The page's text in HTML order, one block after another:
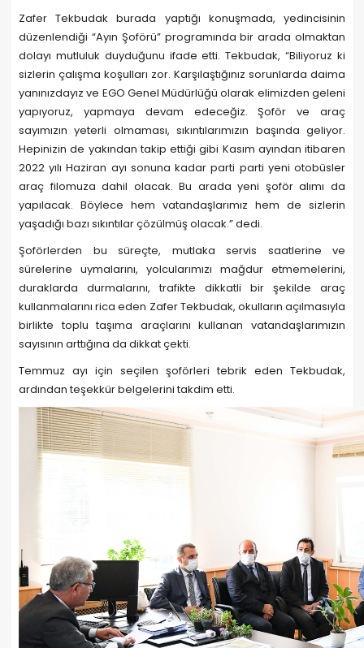
Zafer Tekbudak burada yaptığı konuşmada, yedincisinin
düzenlendiği “Ayın Şoförü” programında bir arada olmaktan
dolayı mutluluk duyduğunu ifade etti. Tekbudak, “Biliyoruz ki
sizlerin çalışma koşulları zor. Karşılaştığınız sorunlarda daima
yanınızdayız ve EGO Genel Müdürlüğü olarak elimizden geleni
yapıyoruz, yapmaya devam edeceğiz. Şoför ve araç
sayımızın yeterli olmaması, sıkıntılarımızın başında geliyor.
Hepinizin de yakından takip ettiği gibi Kasım ayından itibaren
2022 yılı Haziran ayı sonuna kadar parti parti yeni otobüsler
araç filomuza dahil olacak. Bu arada yeni şoför alımı da
yapılacak. Böylece hem vatandaşlarımız hem de sizlerin
yaşadığı bazı sıkıntılar çözülmüş olacak.” dedi.
Şoförlerden bu süreçte, mutlaka servis saatlerine ve
sürelerine uymalarını, yolcularımızı mağdur etmemelerini,
duraklarda durmalarını, trafikte dikkatli bir şekilde araç
kullanmalarını rica eden Zafer Tekbudak, okulların açılmasıyla
birlikte toplu taşıma araçlarını kullanan vatandaşlarımızın
sayısının arttığına da dikkat çekti.
Temmuz ayı için seçilen şoförleri tebrik eden Tekbudak,
ardından teşekkür belgelerini takdim etti.